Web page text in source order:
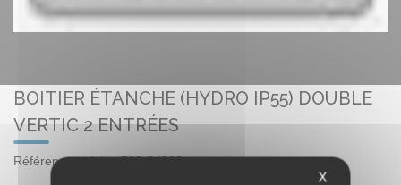
BOITIER ÉTANCHE (HYDRO IP55) DOUBLE
VERTIC 2 ENTRÉES
Référence article :700-84202
X